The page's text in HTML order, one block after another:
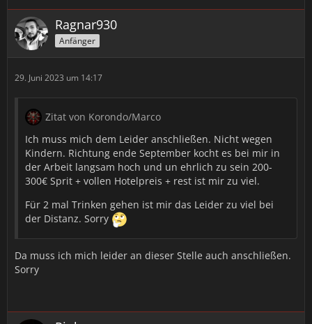
Ragnar930
Anfänger
29. Juni 2023 um 14:17
Zitat von Korondo/Marco
Ich muss mich dem Leider anschließen. Nicht wegen
Kindern. Richtung ende September kocht es bei mir in
der Arbeit langsam hoch und un ehrlich zu sein 200-
300€ Sprit + vollen Hotelpreis + rest ist mir zu viel.
Für 2 mal Trinken gehen ist mir das Leider zu viel bei
der Distanz. Sorry
Da muss ich mich leider an dieser Stelle auch anschließen.
Sorry